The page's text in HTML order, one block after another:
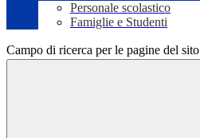
Personale scolastico
Famiglie e Studenti
Campo di ricerca per le pagine del sito